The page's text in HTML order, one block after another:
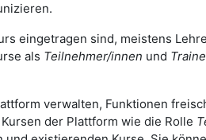
eingetragen sind, meistens
als Teilnehmer/innen und
verwalten, Funktionen
der Plattform wie die Rolle